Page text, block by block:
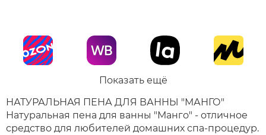
Показать ещё
НАТУРАЛЬНАЯ ПЕНА ДЛЯ ВАННЫ "МАНГО"
Натуральная пена для ванны "Манго" - отличное
средство для любителей домашних спа-процедур.